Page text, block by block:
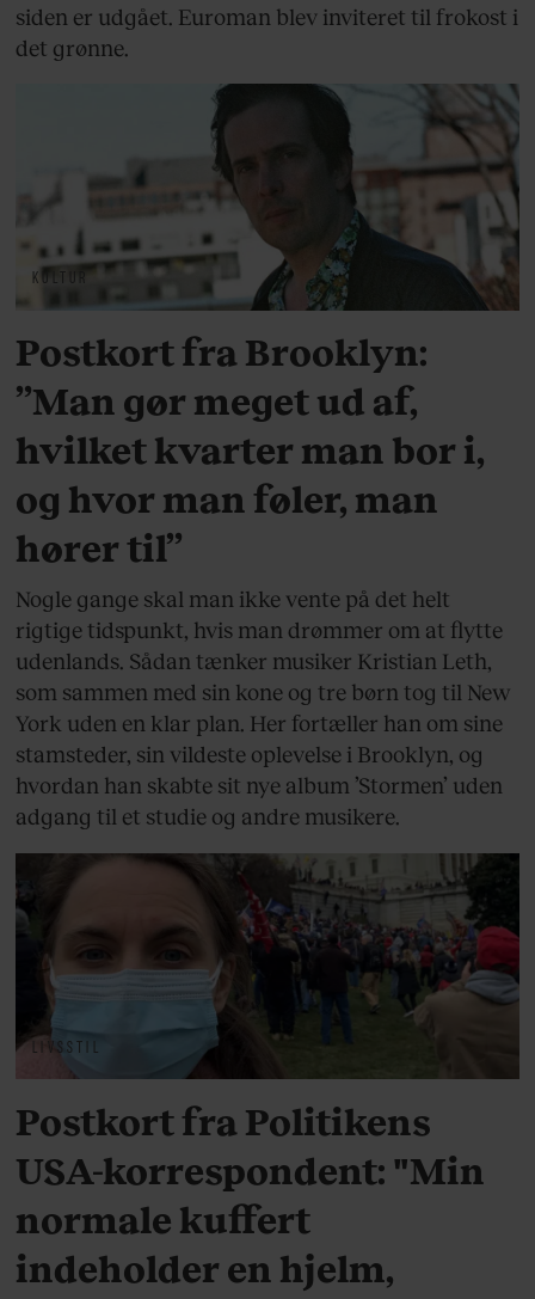
siden er udgået. Euroman blev inviteret til frokost i
det grønne.
KULTUR
Postkort fra Brooklyn:
”Man gør meget ud af,
hvilket kvarter man bor i,
og hvor man føler, man
hører til”
Nogle gange skal man ikke vente på det helt
rigtige tidspunkt, hvis man drømmer om at flytte
udenlands. Sådan tænker musiker Kristian Leth,
som sammen med sin kone og tre børn tog til New
York uden en klar plan. Her fortæller han om sine
stamsteder, sin vildeste oplevelse i Brooklyn, og
hvordan han skabte sit nye album ’Stormen’ uden
adgang til et studie og andre musikere.
LIVSSTIL
Postkort fra Politikens
USA-korrespondent: "Min
normale kuffert
indeholder en hjelm,